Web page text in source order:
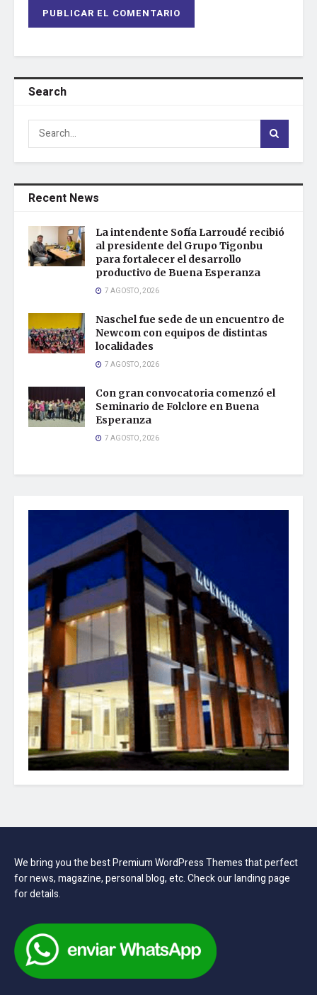
Search
Recent News
La intendente Sofía Larroudé recibió
al presidente del Grupo Tigonbu
para fortalecer el desarrollo
productivo de Buena Esperanza
7 AGOSTO, 2026
Naschel fue sede de un encuentro de
Newcom con equipos de distintas
localidades
7 AGOSTO, 2026
Con gran convocatoria comenzó el
Seminario de Folclore en Buena
Esperanza
7 AGOSTO, 2026
We bring you the best Premium WordPress Themes that perfect
for news, magazine, personal blog, etc. Check our landing page
for details.